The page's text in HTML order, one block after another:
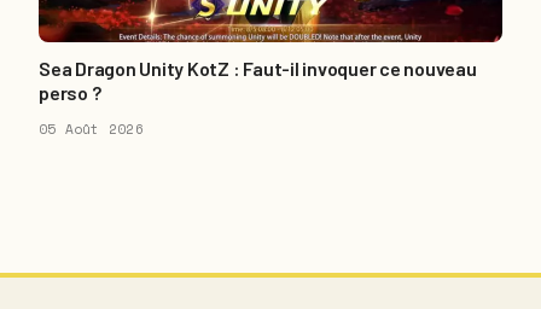
Sea Dragon Unity KotZ : Faut-il invoquer ce nouveau
perso ?
05 Août 2026